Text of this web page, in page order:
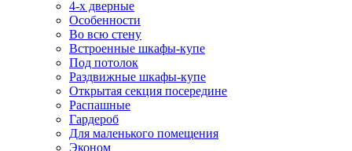
4-х дверные
Особенности
Во всю стену
Встроенные шкафы-купе
Под потолок
Раздвижные шкафы-купе
Открытая секция посередине
Распашные
Гардероб
Для маленького помещения
Эконом